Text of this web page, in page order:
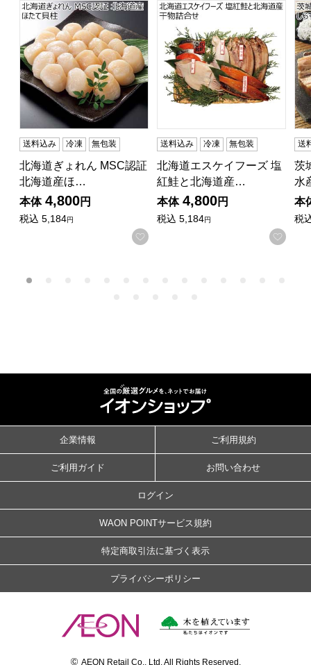
北海道ぎょれん MSC認証 北海道産ほたて貝柱【夏の贈り
送料込み 冷凍 無包装
北海道ぎょれん MSC認証
北海道産ほ…
本体 4,800円
税込 5,184円
お気に入りに登録する
北海道エスケイフーズ 塩紅鮭
送料込み 冷凍 無包装
北海道エスケイフーズ 塩
紅鮭と北海道産…
本体 4,800円
税込 5,184円
お気
茨
送
茨
水
本
税
企業情報 ご利用規約
ご利用ガイド お問い合わせ
ログイン
WAON POINTサービス規約
特定商取引法に基づく表示
プライバシーポリシー
© AEON Retail Co., Ltd. All Rights Reserved.